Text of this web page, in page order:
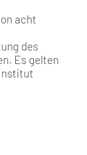
acht
des
Es gelten